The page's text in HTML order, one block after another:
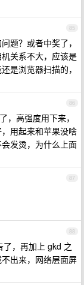
85
题？或者中奖了，
关系不大，应该是
是浏览器扫描的，
86
，高强度用下来，
用起来和苹果没啥
发烫，为什么上面
87
88
，再加上 gkd 之
出来，网络层面屏